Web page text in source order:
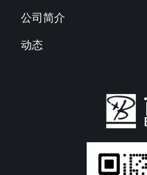
公司简介
动态